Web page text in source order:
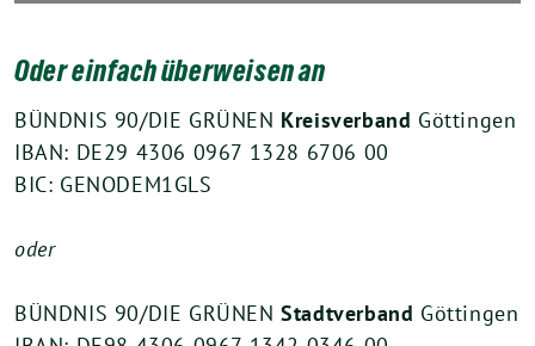
Oder einfach überweisen an
BÜNDNIS 90/DIE GRÜNEN Kreisverband Göttingen
IBAN: DE29 4306 0967 1328 6706 00
BIC: GENODEM1GLS
oder
BÜNDNIS 90/DIE GRÜNENStadtverband Göttingen